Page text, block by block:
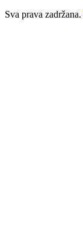
Sva prava zadržana.